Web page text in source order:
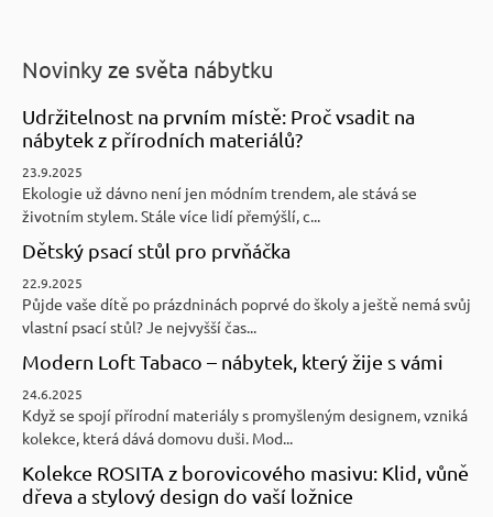
Novinky ze světa nábytku
Udržitelnost na prvním místě: Proč vsadit na
nábytek z přírodních materiálů?
23.9.2025
Ekologie už dávno není jen módním trendem, ale stává se
životním stylem. Stále více lidí přemýšlí, c...
Dětský psací stůl pro prvňáčka
22.9.2025
Půjde vaše dítě po prázdninách poprvé do školy a ještě nemá svůj
vlastní psací stůl? Je nejvyšší čas...
Modern Loft Tabaco – nábytek, který žije s vámi
24.6.2025
Když se spojí přírodní materiály s promyšleným designem, vzniká
kolekce, která dává domovu duši. Mod...
Kolekce ROSITA z borovicového masivu: Klid, vůně
dřeva a stylový design do vaší ložnice